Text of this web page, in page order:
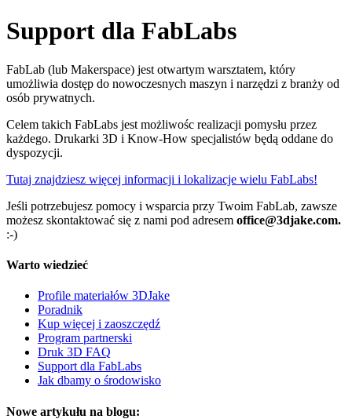
Support dla FabLabs
FabLab (lub Makerspace) jest otwartym warsztatem, który
umożliwia dostęp do nowoczesnych maszyn i narzędzi z branży od
osób prywatnych.
Celem takich FabLabs jest możliwośc realizacji pomysłu przez
każdego. Drukarki 3D i Know-How specjalistów będą oddane do
dyspozycji.
Tutaj znajdziesz więcej informacji i lokalizacje wielu FabLabs!
Jeśli potrzebujesz pomocy i wsparcia przy Twoim FabLab, zawsze
możesz skontaktować się z nami pod adresem office@3djake.com.
:-)
Warto wiedzieć
Profile materiałów 3DJake
Poradnik
Kup więcej i zaoszczędź
Program partnerski
Druk 3D FAQ
Support dla FabLabs
Jak dbamy o środowisko
Nowe artykułu na blogu: